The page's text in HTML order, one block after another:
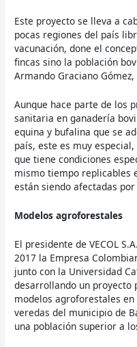
Este proyecto se lleva a
pocas regiones del país
vacunación, done el
fincas sino la población
Armando Graciano Gómez,
Aunque hace parte de los
sanitaria en ganadería
equina y bufalina que se
país, este es muy
que tiene condiciones
mismo tiempo replicables
están siendo afectadas
Modelos agroforestales
El presidente de VECOL
2017 la Empresa
junto con la Universidad
desarrollando un proyecto
modelos agroforestales
veredas del municipio de
una población superior a